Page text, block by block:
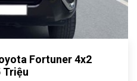
Fortuner 4x2
Triệu